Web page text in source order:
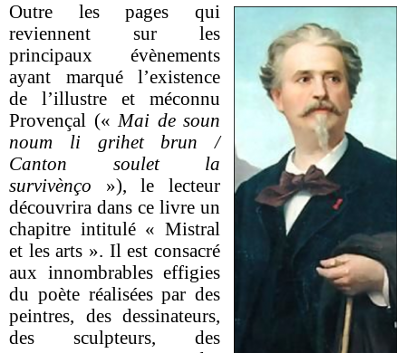
Outre les pages qui
reviennent sur les
principaux évènements
ayant marqué l’existence
de l’illustre et méconnu
Provençal («Mai de soun
noum li grihet brun /
Canton soulet la
survivènço »), le lecteur
découvrira dans ce livre un
chapitre intitulé « Mistral
et les arts ». Il est consacré
aux innombrables effigies
du poète réalisées par des
peintres, des dessinateurs,
des sculpteurs, des